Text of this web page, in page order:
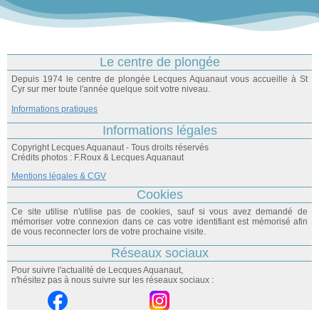
Le centre de plongée
Depuis 1974 le centre de plongée Lecques Aquanaut vous accueille à St
Cyr sur mer toute l'année quelque soit votre niveau.
Informations pratiques
Informations légales
Copyright Lecques Aquanaut - Tous droits réservés
Crédits photos : F.Roux & Lecques Aquanaut
Mentions légales & CGV
Cookies
Ce site utilise n'utilise pas de cookies, sauf si vous avez demandé de
mémoriser votre connexion dans ce cas votre identifiant est mémorisé afin
de vous reconnecter lors de votre prochaine visite.
Réseaux sociaux
Pour suivre l'actualité de Lecques Aquanaut,
n'hésitez pas à nous suivre sur les réseaux sociaux :